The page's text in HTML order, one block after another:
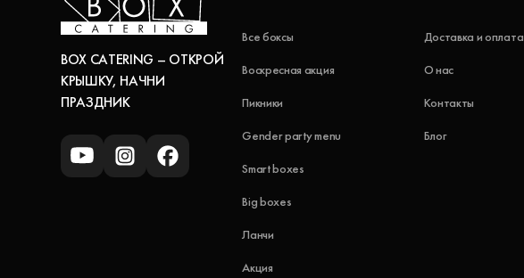
BOX CATERING – ОТКРОЙ
КРЫШКУ, НАЧНИ
ПРАЗДНИК
Все боксы
Воскресная акция
Пикники
Gender party menu
Smart boxes
Big boxes
Ланчи
Акция
Доставка и оплата
О нас
Контакты
Блог